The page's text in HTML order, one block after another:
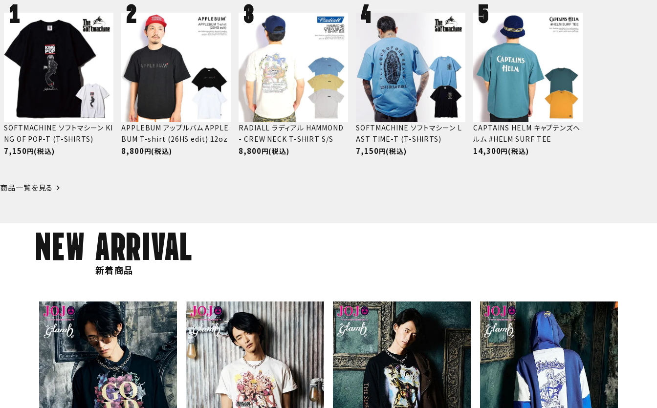
SOFTMACHINE ソフトマシーン KI
NG OF POP-T (T-SHIRTS)
7,150 (税込)
APPLEBUM アップルバム APPLE
BUM T-shirt (26HS edit) 12oz
8,800 (税込)
RADIALL ラディアル HAMMOND
- CREW NECK T-SHIRT S/S
8,800 (税込)
SOFTMACHINE ソフトマシーン L
AST TIME-T (T-SHIRTS)
7,150 (税込)
CAPTAINS HELM キャプテンズヘ
ルム #HELM SURF TEE
14,300 (税込)
商品一覧を見る
COACERVATE コアセルベート LI
NEN LIKE EASY PANTS
(税込)
COOKMAN クックマン Chef Pant
s Short Old Tattoo Gray -GRA
Y-
6,490 (税込)
BEN DAVIS ベンデイビス EXTRA
WIDE PANTS -BROWN-
10,780 (税込)
VIRGOwearworks ヴァルゴウェ
アワークス Active Dry Shorts 2
6
8,800 (税込)
COOKMAN クックマン Chef Pant
s Short Light Leopard Beige -
BEIGE-
7,590 (税込)
商品一覧を見る
SHAKA シャカ NEO BUNGY
(税込)
Freewaters フリーウォータース C
loud9 Slide
7,480 (税込)
SHAKA シャカ CHILL OUT SF
16,500 (税込)
SOFTMACHINE ソフトマシーン G
OD SHOWER SANDAL (SHOWE
R SANDAL)
5,500 (税込)
VANS ヴァンズ Authentic Blac
k/Black/Gum
7,150 (税込)
商品一覧を見る
glamb グラム Penta Leather B
(税込)
CALEE キャリー STUDS LEATHE
R WALLET CHAIN
17,600 (税込)
GLAD HAND グラッドハンド LEAT
HER PURSE BAG "GLAD POST
ALS"
46,200 (税込)
CRIMIE クライミー STONE SILVE
R NECKLACE 24KPD
28,600 (税込)
The Endless Summer エンドレ
スサマー TES BUHI KEY HOLDE
1,320 (税込)
商品一覧を見る
NEW ARRIVAL
新着商品